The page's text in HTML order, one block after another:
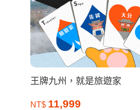
王牌九州，就是旅遊家
NT$ 11,999